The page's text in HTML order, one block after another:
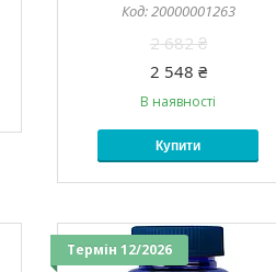
20000001263
2 682 ₴
2 548 ₴
В наявності
Купити
Термін 12/2026